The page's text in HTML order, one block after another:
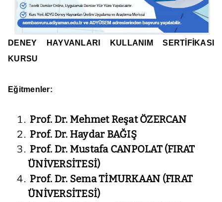
DENEY HAYVANLARI KULLANIM SERTİFİKASI
KURSU
Eğitmenler:
Prof. Dr. Mehmet Reşat ÖZERCAN
Prof. Dr. Haydar BAĞIŞ
Prof. Dr. Mustafa CANPOLAT (FIRAT
ÜNİVERSİTESİ)
Prof. Dr. Sema TİMURKAAN (FIRAT
ÜNİVERSİTESİ)